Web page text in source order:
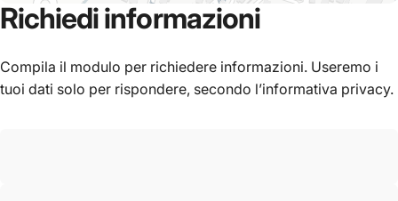
Richiediinformazioni
Compila il modulo per richiedere informazioni. Useremo i
tuoi dati solo per rispondere, secondo l’informativa privacy.